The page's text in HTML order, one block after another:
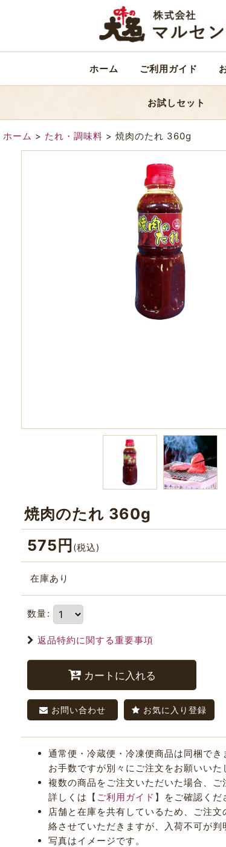
ホーム ご利用ガイド
お試しセット
ホーム > たれ・調味料 > 焼肉のたれ 360g
焼肉のたれ 360g
575 円 (税込)
在庫あり
数量:
返品特約に関する重要事項
カートに入れる
お問い合わせ お気に入り登録
通常便・冷蔵便・冷凍便商品は同梱でき
お手数ですが別々にご注文をお願いいた
複数の商品をご注文いただいた場合、
詳しくは【 ご利用ガイド 】をご確認くだ
店舗と在庫を共有しているため、ご注
絡させていただきますが、入荷不可が
写真はイメージです。